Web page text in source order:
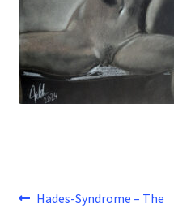
Vorheriger
Hades-Syndrome – The